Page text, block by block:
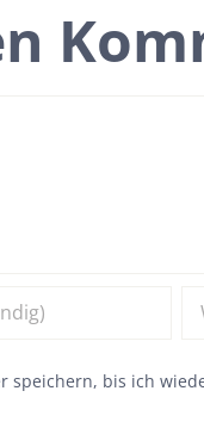
speichern, bis ich